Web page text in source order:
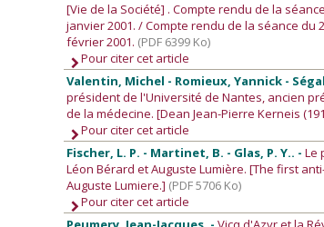
[Vie de la Société] . Compte rendu de la
janvier 2001. / Compte rendu de la séance
février 2001. (PDF 6399 Ko)
Pour citer cet article
Valentin, Michel - Romieux, Yannick -
président de l'Université de Nantes, ancien
de la médecine. [Dean Jean-Pierre Kerneis
Pour citer cet article
Fischer, L. P. - Martinet, B. - Glas, P. Y.. -Le
Léon Bérard et Auguste Lumière. [The first
Auguste Lumiere.] (PDF 5706 Ko)
Pour citer cet article